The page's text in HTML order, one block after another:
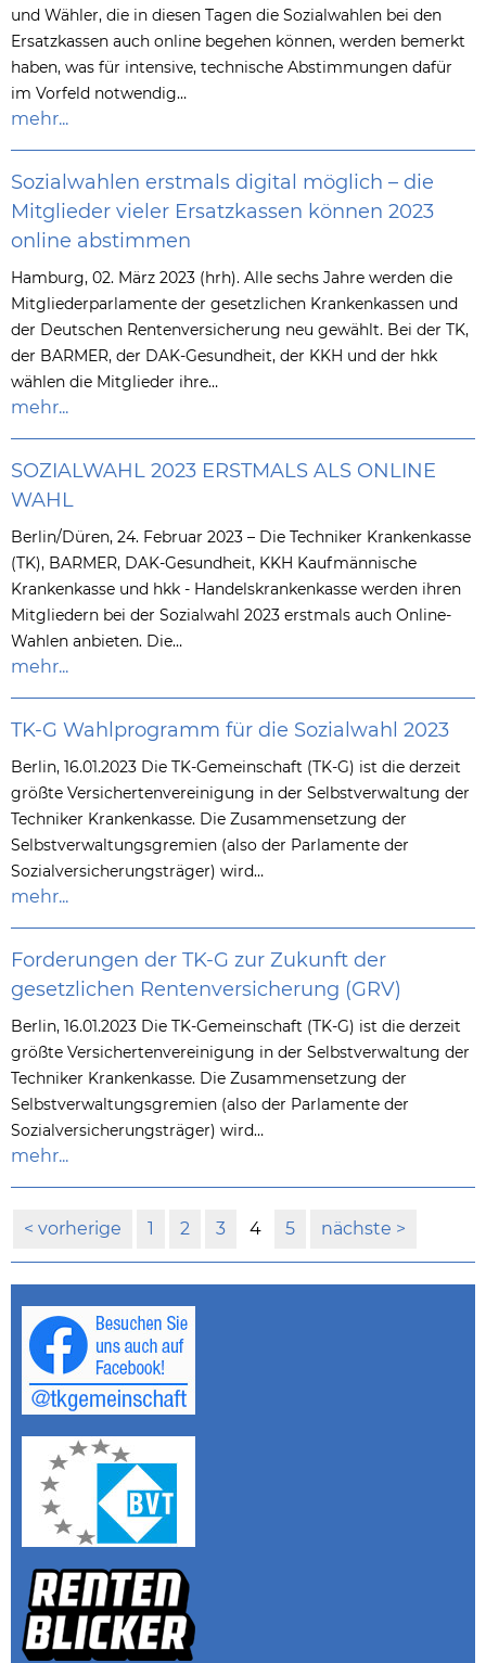
und Wähler, die in diesen Tagen die Sozialwahlen bei den
Ersatzkassen auch online begehen können, werden bemerkt
haben, was für intensive, technische Abstimmungen dafür
im Vorfeld notwendig…
mehr...
Sozialwahlen erstmals digital möglich – die
Mitglieder vieler Ersatzkassen können 2023
online abstimmen
Hamburg, 02. März 2023 (hrh). Alle sechs Jahre werden die
Mitgliederparlamente der gesetzlichen Krankenkassen und
der Deutschen Rentenversicherung neu gewählt. Bei der TK,
der BARMER, der DAK-Gesundheit, der KKH und der hkk
wählen die Mitglieder ihre…
mehr...
SOZIALWAHL 2023 ERSTMALS ALS ONLINE
WAHL
Berlin/Düren, 24. Februar 2023 – Die Techniker Krankenkasse
(TK), BARMER, DAK-Gesundheit, KKH Kaufmännische
Krankenkasse und hkk - Handelskrankenkasse werden ihren
Mitgliedern bei der Sozialwahl 2023 erstmals auch Online-
Wahlen anbieten. Die…
mehr...
TK-G Wahlprogramm für die Sozialwahl 2023
Berlin, 16.01.2023 Die TK-Gemeinschaft (TK-G) ist die derzeit
größte Versichertenvereinigung in der Selbstverwaltung der
Techniker Krankenkasse. Die Zusammensetzung der
Selbstverwaltungsgremien (also der Parlamente der
Sozialversicherungsträger) wird…
mehr...
Forderungen der TK-G zur Zukunft der
gesetzlichen Rentenversicherung (GRV)
Berlin, 16.01.2023 Die TK-Gemeinschaft (TK-G) ist die derzeit
größte Versichertenvereinigung in der Selbstverwaltung der
Techniker Krankenkasse. Die Zusammensetzung der
Selbstverwaltungsgremien (also der Parlamente der
Sozialversicherungsträger) wird…
mehr...
vorherige 1 2 3 4 5 nächste